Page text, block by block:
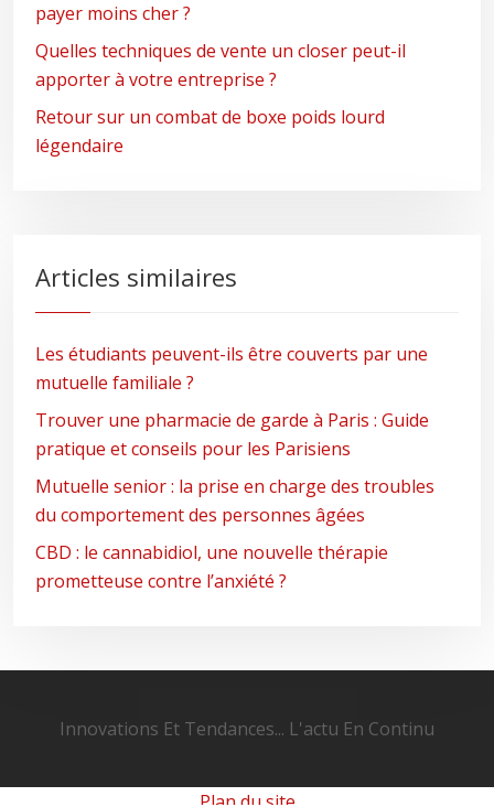
payer moins cher ?
Quelles techniques de vente un closer peut-il
apporter à votre entreprise ?
Retour sur un combat de boxe poids lourd
légendaire
Articles similaires
Les étudiants peuvent-ils être couverts par une
mutuelle familiale ?
Trouver une pharmacie de garde à Paris : Guide
pratique et conseils pour les Parisiens
Mutuelle senior : la prise en charge des troubles
du comportement des personnes âgées
CBD : le cannabidiol, une nouvelle thérapie
prometteuse contre l’anxiété ?
Innovations Et Tendances... L'actu En Continu
Plan du site